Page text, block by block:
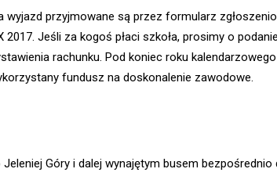
wyjazd przyjmowane są przez formularz
2017. Jeśli za kogoś płaci szkoła, prosimy o
rachunku. Pod koniec roku
fundusz na doskonalenie zawodowe.
Góry i dalej wynajętym busem